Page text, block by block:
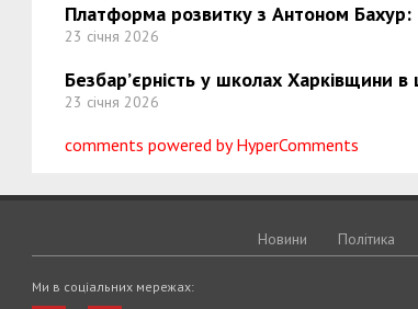
Платформа розвитку з Антоном Бахур:
23 січня 2026
Безбар’єрність у школах Харківщини
23 січня 2026
comments powered by HyperComments
Новини Політика
Ми в соціальних мережах: